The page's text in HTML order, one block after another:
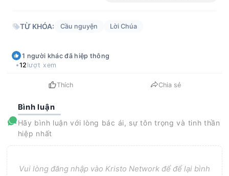
TỪ KHÓA: Cầu nguyện Lời Chúa
1 người khác đã hiệp thông
12 lượt xem
Thích Chia sẻ
Bình luận
Hãy bình luận với lòng bác ái, sự tôn trọng và tinh thần
hiệp nhất
Vui lòng đăng nhập vào Kristo Network để để lại bình